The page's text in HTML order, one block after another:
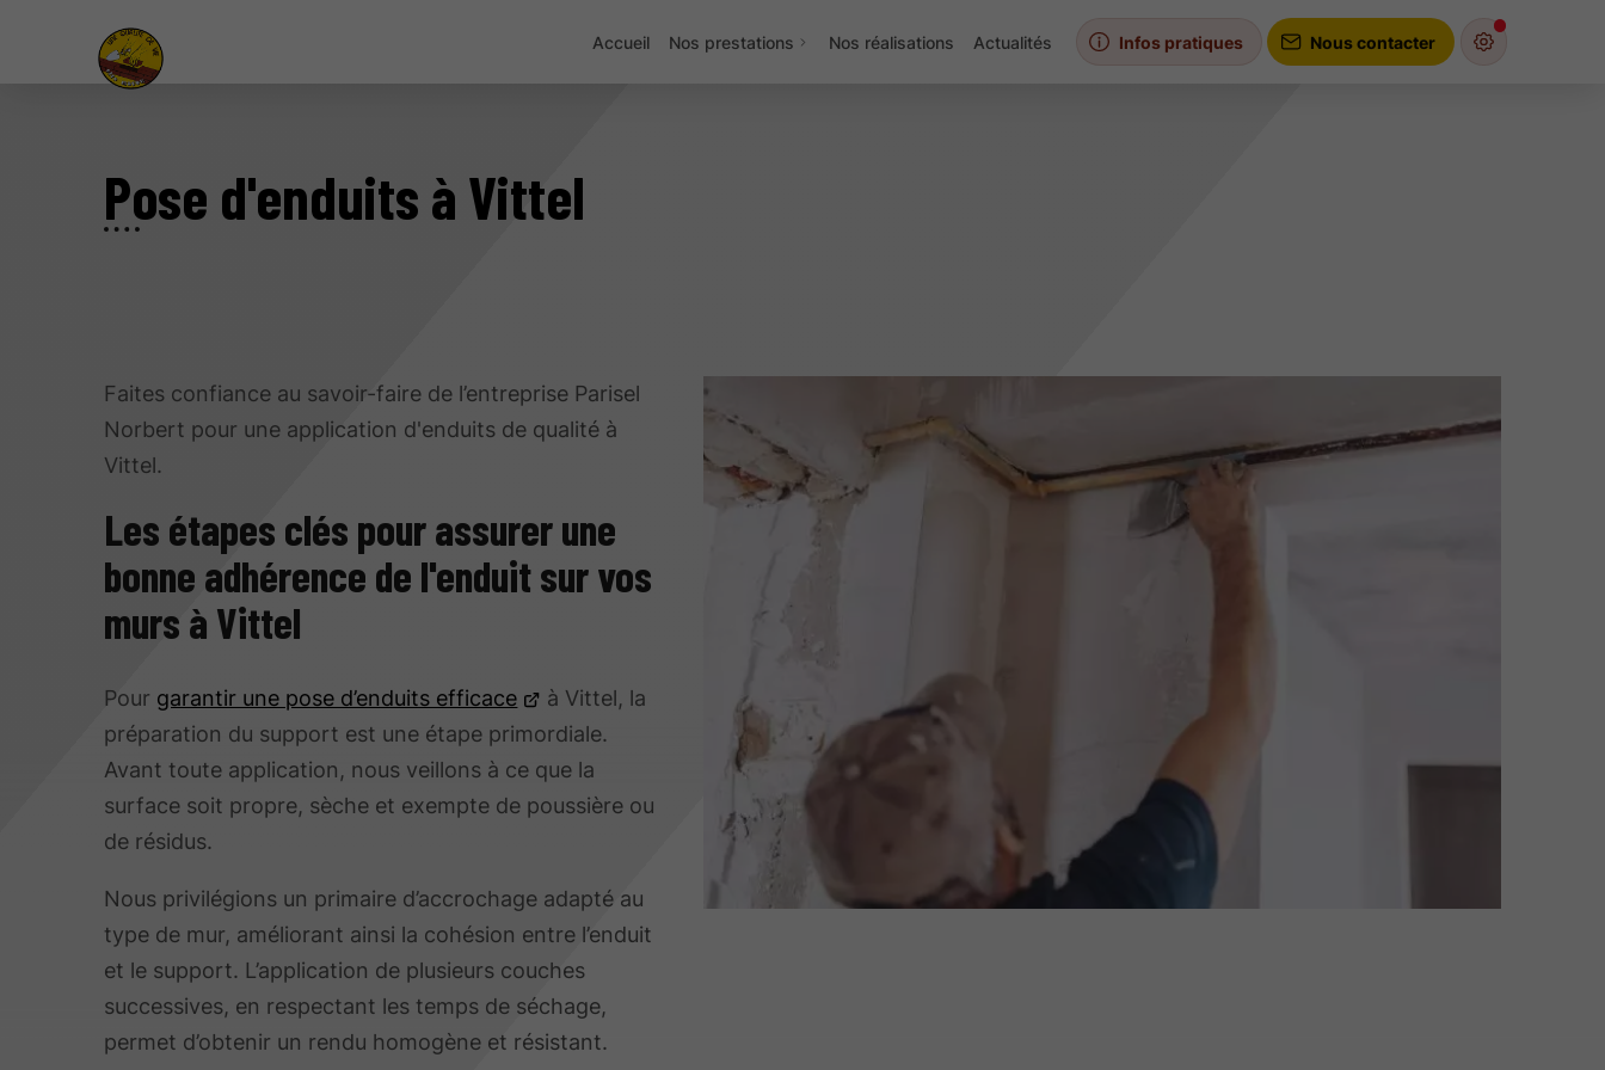
Accueil Nos prestations Nos réalisations Actualités Infos pratiques Nous contacter
Pose d'enduits à Vittel
Faites confiance au savoir-faire de l’entreprise Parisel
Norbert pour une application d'enduits de qualité à
Vittel.
Les étapes clés pour assurer une
bonne adhérence de l'enduit sur vos
murs à Vittel
Pour garantir une pose d’enduits efficace
à Vittel, la
préparation du support est une étape primordiale.
Avant toute application, nous veillons à ce que la
surface soit propre, sèche et exempte de poussière ou
de résidus.
Nous privilégions un primaire d’accrochage adapté au
type de mur, améliorant ainsi la cohésion entre l’enduit
et le support. L’application de plusieurs couches
successives, en respectant les temps de séchage,
permet d’obtenir un rendu homogène et résistant.